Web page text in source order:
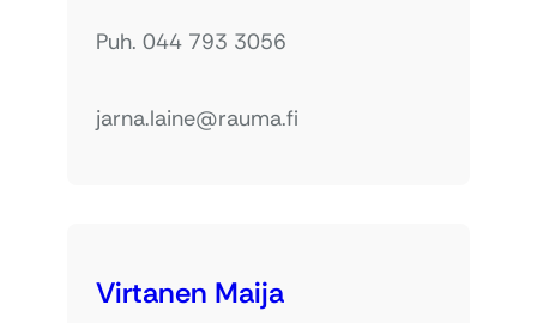
Puh. 044 793 3056
jarna.laine@rauma.fi
Virtanen Maija